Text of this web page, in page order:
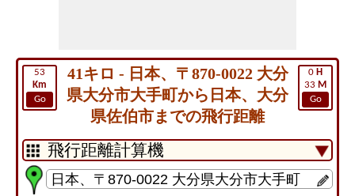
53
Km
Go
0 H
33 M
Go
41キロ - 日本、〒870-0022 大分
県大分市大手町から日本、大分
県佐伯市までの飛行距離